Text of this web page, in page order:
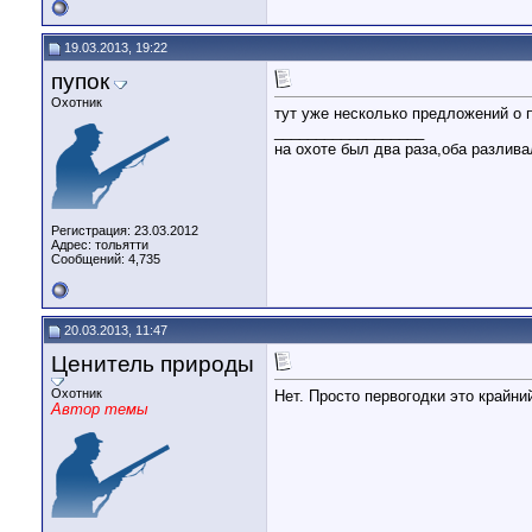
19.03.2013, 19:22
пупок
Охотник
Регистрация: 23.03.2012
Адрес: тольятти
Сообщений: 4,735
тут уже несколько предложений о
на охоте был два раза,оба
20.03.2013, 11:47
Ценитель природы
Охотник
Автор темы
Нет. Просто первогодки это